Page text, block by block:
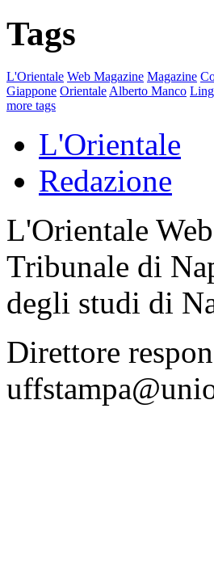
Tags
L'Orientale Web Magazine Magazine
Giappone Orientale Alberto Manco
more tags
L'Orientale
Redazione
L'Orientale
Tribunale di
degli studi di
Direttore